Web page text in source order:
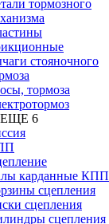
тормозного
стояночного
тормоза
6
карданные КПП
сцепления
сцепления
сцепления